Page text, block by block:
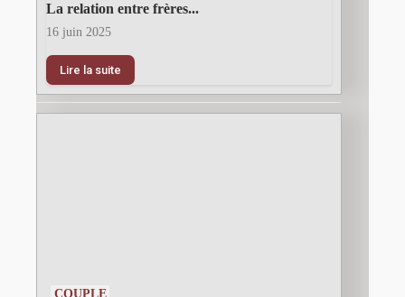
La relation entre frères...
16 juin 2025
Lire la suite
COUPLE